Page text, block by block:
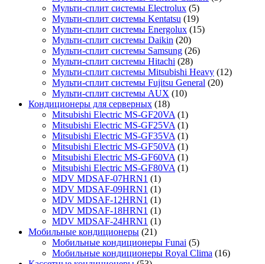
Мульти-сплит системы Electrolux (5)
Мульти-сплит системы Kentatsu (19)
Мульти-сплит системы Energolux (15)
Мульти-сплит системы Daikin (20)
Мульти-сплит системы Samsung (26)
Мульти-сплит системы Hitachi (28)
Мульти-сплит системы Mitsubishi Heavy (12)
Мульти-сплит системы Fujitsu General (20)
Мульти-сплит системы AUX (10)
Кондиционеры для серверных (18)
Mitsubishi Electric MS-GF20VA (1)
Mitsubishi Electric MS-GF25VA (1)
Mitsubishi Electric MS-GF35VA (1)
Mitsubishi Electric MS-GF50VA (1)
Mitsubishi Electric MS-GF60VA (1)
Mitsubishi Electric MS-GF80VA (1)
MDV MDSAF-07HRN1 (1)
MDV MDSAF-09HRN1 (1)
MDV MDSAF-12HRN1 (1)
MDV MDSAF-18HRN1 (1)
MDV MDSAF-24HRN1 (1)
Мобильные кондиционеры (21)
Мобильные кондиционеры Funai (5)
Мобильные кондиционеры Royal Clima (16)